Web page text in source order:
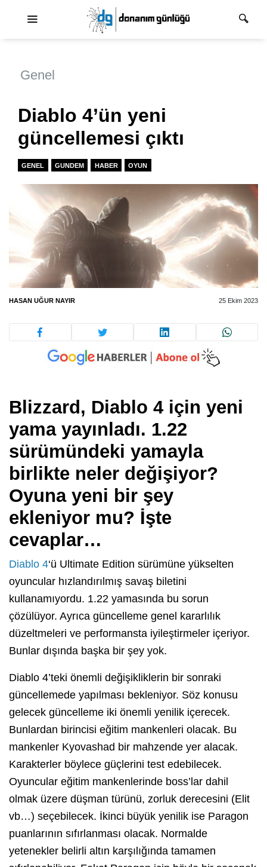
Genel
Diablo 4’ün yeni
güncellemesi çıktı
GENEL GUNDEM HABER OYUN
HASAN UĞUR NAYIR 25 Ekim 2023
Blizzard, Diablo 4 için yeni
yama yayınladı. 1.22
sürümündeki yamayla
birlikte neler değişiyor?
Oyuna yeni bir şey
ekleniyor mu? İşte
cevaplar…
Diablo 4‘ü Ultimate Edition sürümüne yükselten
oyuncular hızlandırılmış savaş biletini
kullanamıyordu. 1.22 yamasında bu sorun
çözülüyor. Ayrıca güncelleme genel kararlılık
düzeltmeleri ve performansta iyileştirmeler içeriyor.
Bunlar dışında başka bir şey yok.
Diablo 4’teki önemli değişikliklerin bir sonraki
güncellemede yapılması bekleniyor. Söz konusu
gelecek güncelleme iki önemli yenilik içerecek.
Bunlardan birincisi eğitim mankenleri olacak. Bu
mankenler Kyovashad bir mahzende yer alacak.
Karakterler böylece güçlerini test edebilecek.
Oyuncular eğitim mankenlerinde boss’lar dahil
olmak üzere düşman türünü, zorluk derecesini (Elit
vb…) seçebilecek. İkinci büyük yenilik ise Paragon
puanlarının sıfırlanması olacak. Normalde
yetenekler belirli altın karşılığında tamamen